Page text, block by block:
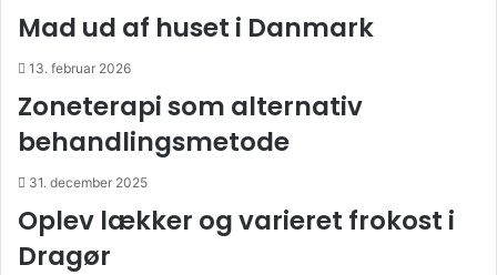
ejendele
Mad ud af huset i Danmark
13. februar 2026
Zoneterapi som alternativ
behandlingsmetode
31. december 2025
Oplev lækker og varieret frokost i
Dragør